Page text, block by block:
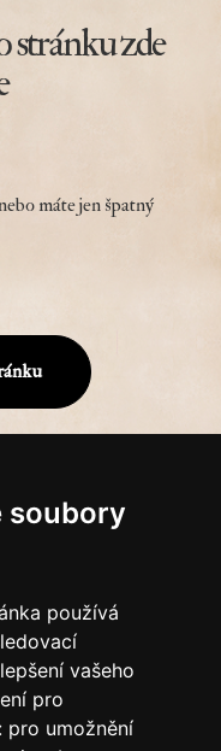
soubory
používá
vašeho
pro
pro umožnění
stránku zde
máte jen špatný
Zpravodaje
společnost